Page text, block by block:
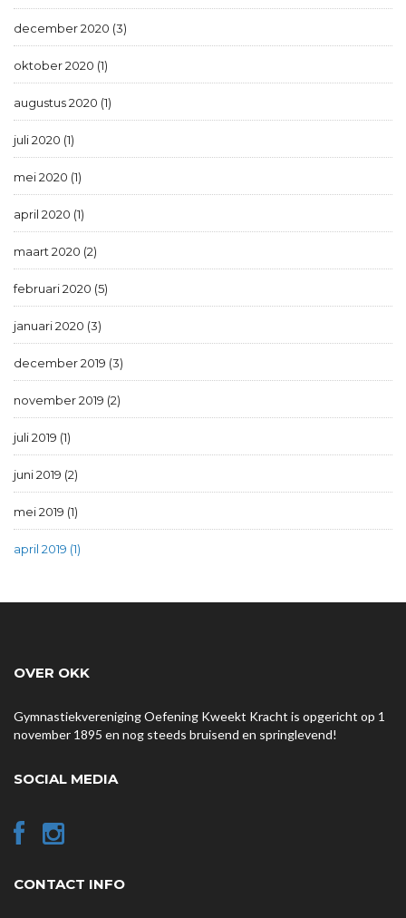
december 2020 (3)
oktober 2020 (1)
augustus 2020 (1)
juli 2020 (1)
mei 2020 (1)
april 2020 (1)
maart 2020 (2)
februari 2020 (5)
januari 2020 (3)
december 2019 (3)
november 2019 (2)
juli 2019 (1)
juni 2019 (2)
mei 2019 (1)
april 2019 (1)
OVER OKK
Gymnastiekvereniging Oefening Kweekt Kracht is opgericht op 1
november 1895 en nog steeds bruisend en springlevend!
SOCIAL MEDIA
CONTACT INFO